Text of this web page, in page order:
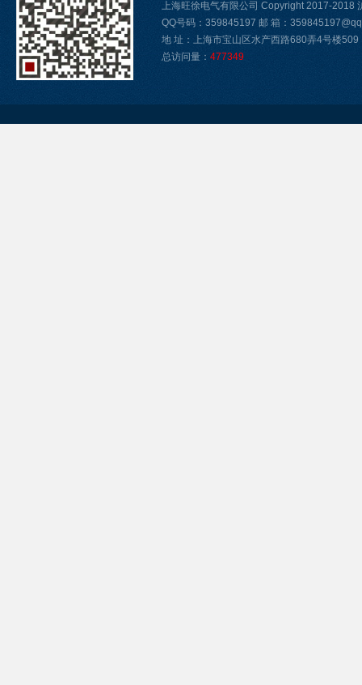
上海旺徐电气有限公司 Copyright 2017-2018
QQ号码：359845197 邮 箱：
地 址：上海市宝山区水产西路680弄4号楼509
总访问量： 477349